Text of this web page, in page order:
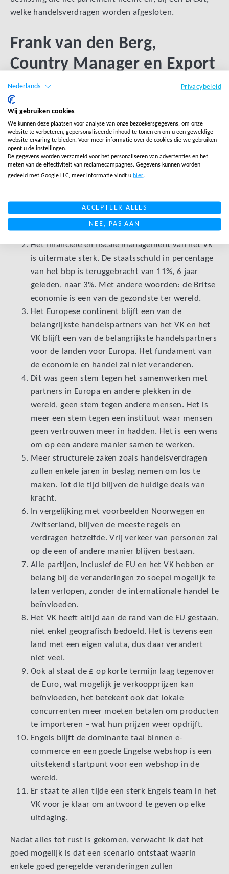
welke handelsverdragen worden afgesloten.
Frank van den Berg,
Country Manager en Export
Expert UK (Salesupply):
Waar voor de langere termijn er ongetwijfeld
veranderingen zullen plaatsvinden voor de handel en
andere relaties, blijven sommige fundamentele dingen
hetzelfde:
Het VK blijft veruit het grootste ecommerce land
en Duitsland samen. Het is tevens de vijfde
economie ter wereld, blijft lid van de NAVO en
behoudt zijn zetel in Veiligheidsraad van de VN.
Het financiële en fiscale management van het VK
is uitermate sterk. De staatsschuld in percentage
van het bbp is teruggebracht van 11%, 6 jaar
geleden, naar 3%. Met andere woorden: de Britse
economie is een van de gezondste ter wereld.
Het Europese continent blijft een van de
belangrijkste handelspartners van het VK en het
VK blijft een van de belangrijkste handelspartners
voor de landen voor Europa. Het fundament van
de economie en handel zal niet veranderen.
Dit was geen stem tegen het samenwerken met
partners in Europa en andere plekken in de
wereld, geen stem tegen andere mensen. Het is
meer een stem tegen een instituut waar mensen
geen vertrouwen meer in hadden. Het is een wens
om op een andere manier samen te werken.
Meer structurele zaken zoals handelsverdragen
zullen enkele jaren in beslag nemen om los te
maken. Tot die tijd blijven de huidige deals van
kracht.
In vergelijking met voorbeelden Noorwegen en
Zwitserland, blijven de meeste regels en
verdragen hetzelfde. Vrij verkeer van personen zal
op de een of andere manier blijven bestaan.
Alle partijen, inclusief de EU en het VK hebben er
belang bij de veranderingen zo soepel mogelijk te
laten verlopen, zonder de internationale handel te
beïnvloeden.
Het VK heeft altijd aan de rand van de EU gestaan,
niet enkel geografisch bedoeld. Het is tevens een
land met een eigen valuta, dus daar verandert
niet veel.
Ook al staat de £ op korte termijn laag tegenover
de Euro, wat mogelijk je verkoopprijzen kan
beïnvloeden, het betekent ook dat lokale
concurrenten meer moeten betalen om producten
te importeren – wat hun prijzen weer opdrijft.
Engels blijft de dominante taal binnen e-
commerce en een goede Engelse webshop is een
uitstekend startpunt voor een webshop in de
wereld.
Er staat te allen tijde een sterk Engels team in het
VK voor je klaar om antwoord te geven op elke
uitdaging.
Nadat alles tot rust is gekomen, verwacht ik dat het
goed mogelijk is dat een scenario ontstaat waarin
enkele goed geregelde veranderingen zullen
Nederlands Privacybeleid
Wij gebruiken cookies
We kunnen deze plaatsen voor analyse van onze bezoekersgegevens, om onze
website te verbeteren, gepersonaliseerde inhoud te tonen en om u een geweldige
website-ervaring te bieden. Voor meer informatie over de cookies die we gebruiken
opent u de instellingen.
De gegevens worden verzameld voor het personaliseren van advertenties en het
meten van de effectiviteit van reclamecampagnes. Gegevens kunnen worden
gedeeld met Google LLC, meer informatie vindt u hier.
ACCEPTEER ALLES
NEE, PAS AAN